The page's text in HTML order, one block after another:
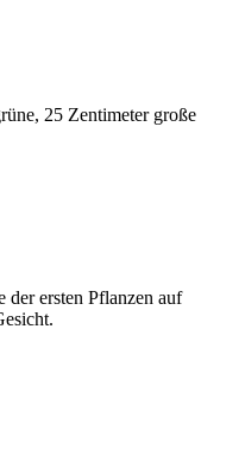
25 Zentimeter große
der ersten Pflanzen auf